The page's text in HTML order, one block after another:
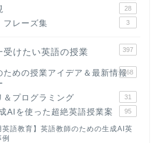
28
フレーズ集 3
受けたい英語の授業 397
ための授業アイデア＆最新情報168
＆プログラミング 31
AIを使った超絶英語授業案 95
英語教育】英語教師のための生成AI英
例